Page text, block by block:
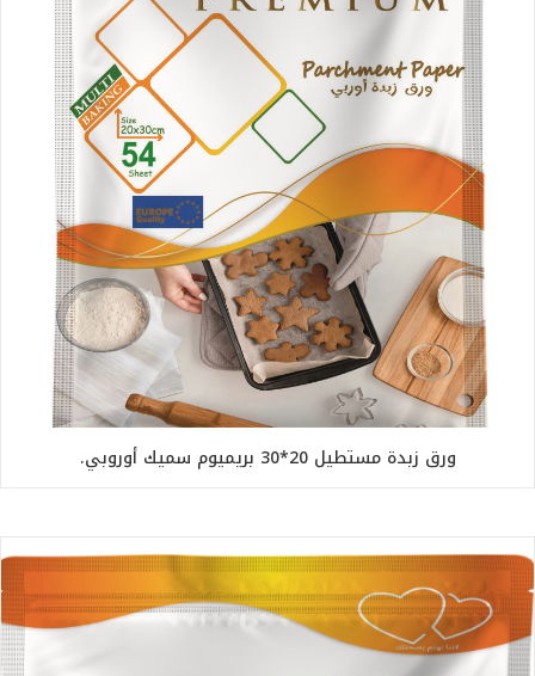
ورق زبدة مستطيل 20*30 بريميوم سميك أوروبي.